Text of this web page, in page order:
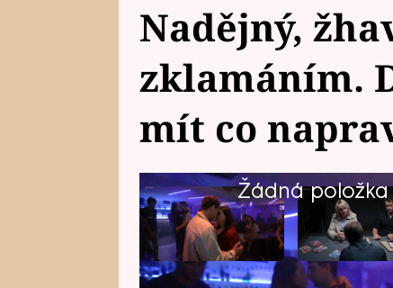
Nadějný,
zklamáním.
mít co
Žádná